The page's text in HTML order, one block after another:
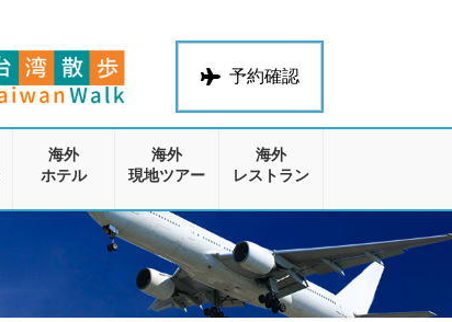
予約確認
海外
ホテル
海外
現地ツアー
海外
レストラン